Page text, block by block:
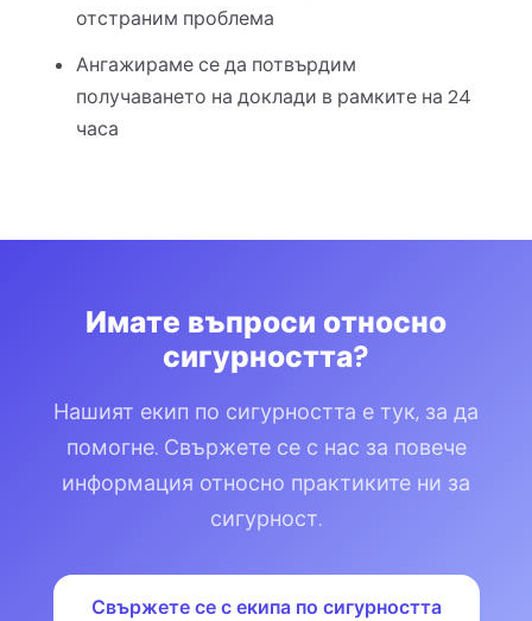
отстраним проблема
Ангажираме се да потвърдим
получаването на доклади в рамките на 24
часа
Имате въпроси относно
сигурността?
Нашият екип по сигурността е тук, за да
помогне. Свържете се с нас за повече
информация относно практиките ни за
сигурност.
Свържете се с екипа по сигурността